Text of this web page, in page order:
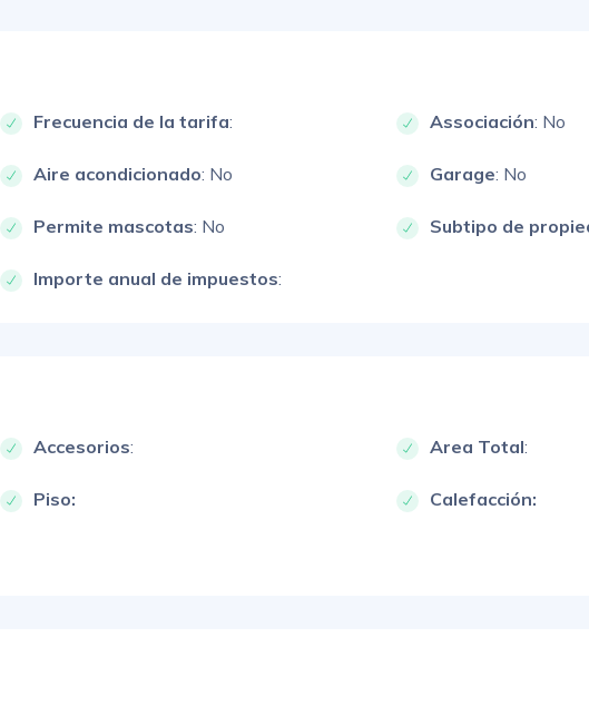
Frecuencia de la tarifa: Associación: No
Aire acondicionado: No Garage: No
Permite mascotas: No Subtipo de
Importe anual de impuestos:
Accesorios: Area Total:
Piso: Calefacción: